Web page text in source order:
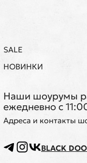
SALE
НОВИНКИ
Наши шоурумы
ежедневно с
Адреса и контакты
BLACK